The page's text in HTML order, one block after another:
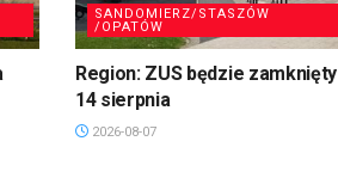
SANDOMIERZ/STASZÓW
/OPATÓW
Region: ZUS będzie zamknięty
14 sierpnia
2026-08-07